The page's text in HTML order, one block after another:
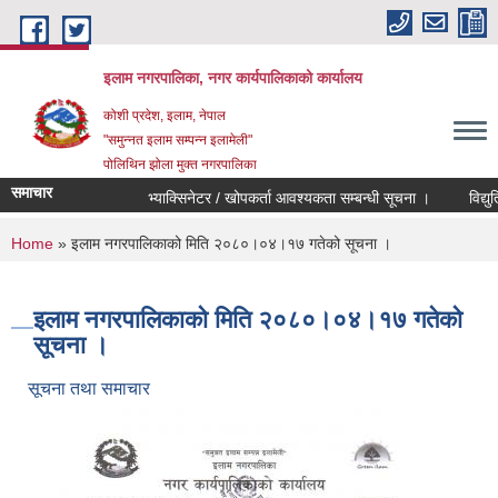
Skip to main content
इलाम नगरपालिका, नगर कार्यपालिकाको कार्यालय
कोशी प्रदेश, इलाम, नेपाल
"समुन्नत इलाम सम्पन्न इलामेली"
पोलिथिन झोला मुक्त नगरपालिका
समाचार भ्याक्सिनेटर / खोपकर्ता आवश्यकता सम्बन्धी सूचना । विद्युतिय
You are here
Home » इलाम नगरपालिकाको मिति २०८०।०४।१७ गतेको सूचना ।
इलाम नगरपालिकाको मिति २०८०।०४।१७ गतेको
सूचना ।
सूचना तथा समाचार